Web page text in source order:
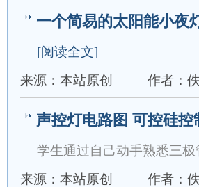
一个简易的太阳能小夜
[阅读全文]
来源：本站原创
作者：
声控灯电路图 可控硅
学生通过自己动手熟悉三
来源：本站原创
作者：